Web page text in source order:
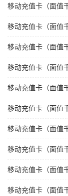
移动充值卡（面值
移动充值卡（面值
移动充值卡（面值
移动充值卡（面值
移动充值卡（面值
移动充值卡（面值
移动充值卡（面值
移动充值卡（面值
移动充值卡（面值
移动充值卡（面值